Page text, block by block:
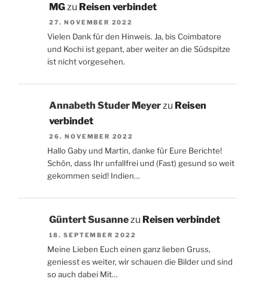
MGzu Reisen verbindet
27. NOVEMBER 2022
Vielen Dank für den Hinweis. Ja, bis Coimbatore
und Kochi ist gepant, aber weiter an die Südspitze
ist nicht vorgesehen.
Annabeth Studer Meyer zu Reisen
verbindet
26. NOVEMBER 2022
Hallo Gaby und Martin, danke für Eure Berichte!
Schön, dass Ihr unfallfrei und (Fast) gesund so weit
gekommen seid! Indien…
Güntert Susanne zu Reisen verbindet
18. SEPTEMBER 2022
Meine Lieben Euch einen ganz lieben Gruss,
geniesst es weiter, wir schauen die Bilder und sind
so auch dabei Mit…